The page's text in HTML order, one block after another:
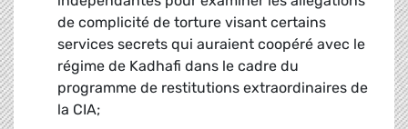
de complicité de torture visant certains
services secrets qui auraient coopéré avec le
régime de Kadhafi dans le cadre du
programme de restitutions extraordinaires de
la CIA;